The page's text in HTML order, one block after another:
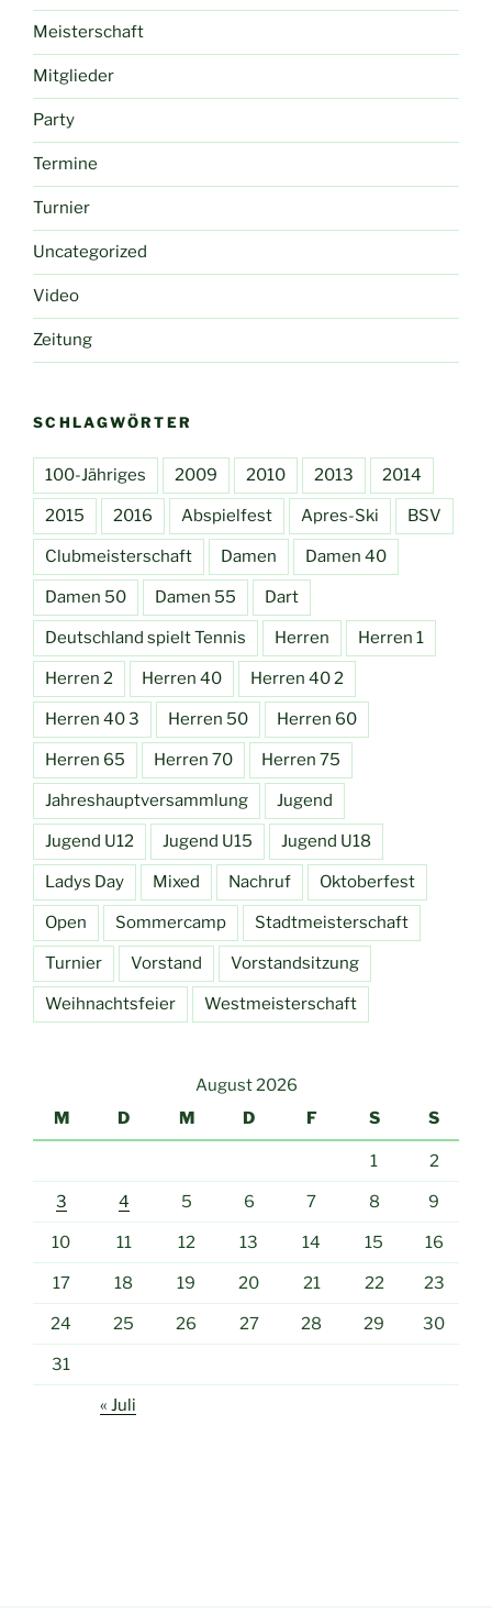
Meisterschaft
Mitglieder
Party
Termine
Turnier
Uncategorized
Video
Zeitung
SCHLAGWÖRTER
100-Jähriges 2009 2010 2013 2014
2015 2016 Abspielfest Apres-Ski BSV
Clubmeisterschaft Damen Damen 40
Damen 50 Damen 55 Dart
Deutschland spielt Tennis Herren Herren 1
Herren 2 Herren 40 Herren 40 2
Herren 40 3 Herren 50 Herren 60
Herren 65 Herren 70 Herren 75
Jahreshauptversammlung Jugend
Jugend U12 Jugend U15 Jugend U18
Ladys Day Mixed Nachruf Oktoberfest
Open Sommercamp Stadtmeisterschaft
Turnier Vorstand Vorstandsitzung
Weihnachtsfeier Westmeisterschaft
August 2026
M
D M D F S S
1 2
3 4 5 6 7 8 9
10 11 12 13 14 15 16
17 18 19 20 21 22 23
24 25 26 27 28 29 30
31
« Juli